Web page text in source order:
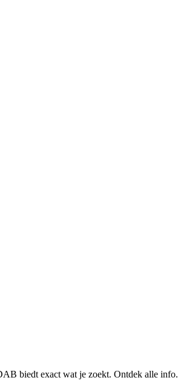
biedt exact wat je zoekt. Ontdek alle info.